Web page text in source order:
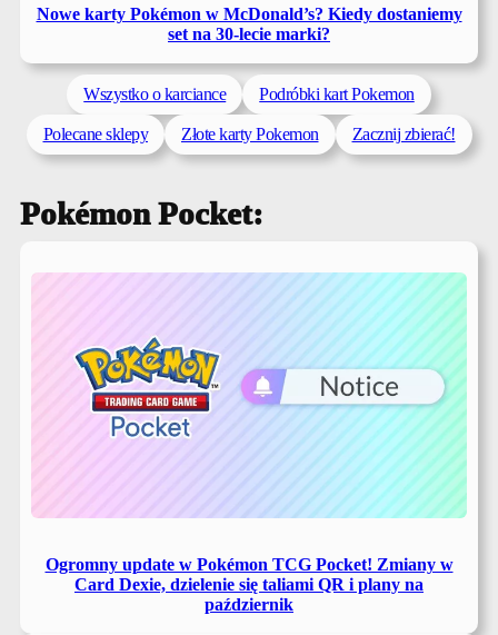
Nowe karty Pokémon w McDonald’s? Kiedy dostaniemy
set na 30-lecie marki?
Wszystko o karciance
Podróbki kart Pokemon
Polecane sklepy
Złote karty Pokemon Zacznij zbierać!
Pokémon Pocket:
Ogromny update w Pokémon TCG Pocket! Zmiany w
Card Dexie, dzielenie się taliami QR i plany na
październik